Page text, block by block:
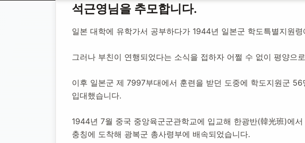
석근영 독립운동가
석근영 독립운동가
1921년 11월 12일-2015년 11월 17일 (향년 94세)추모소 개설: 2020년 11월 11일
석근영님을 추모합니다.
일본 대학에 유학가서 공부하다가 1944년 일본군 학도특별지원
그러나 부친이 연행되었다는 소식을 접하자 어쩔 수 없이 평양으
이후 일본군 제 7997부대에서 훈련을 받던 도중에 학도지원군
입대했습니다.
1944년 7월 중국 중앙육군군관학교에 입교해 한광반(韓光班)에
충칭에 도착해 광복군 총사령부에 배속되었습니다.